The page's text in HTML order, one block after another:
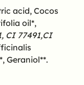
acid, Cocos
oil*,
CI 77491,CI
Geraniol**.